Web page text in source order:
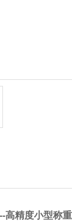
高精度小型称